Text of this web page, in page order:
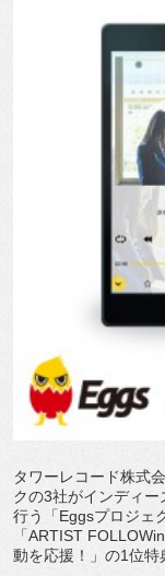
タワーレコード株式
クの3社がインディ
行う「Eggsプロジェ
「ARTIST
動を応援！」の1位特